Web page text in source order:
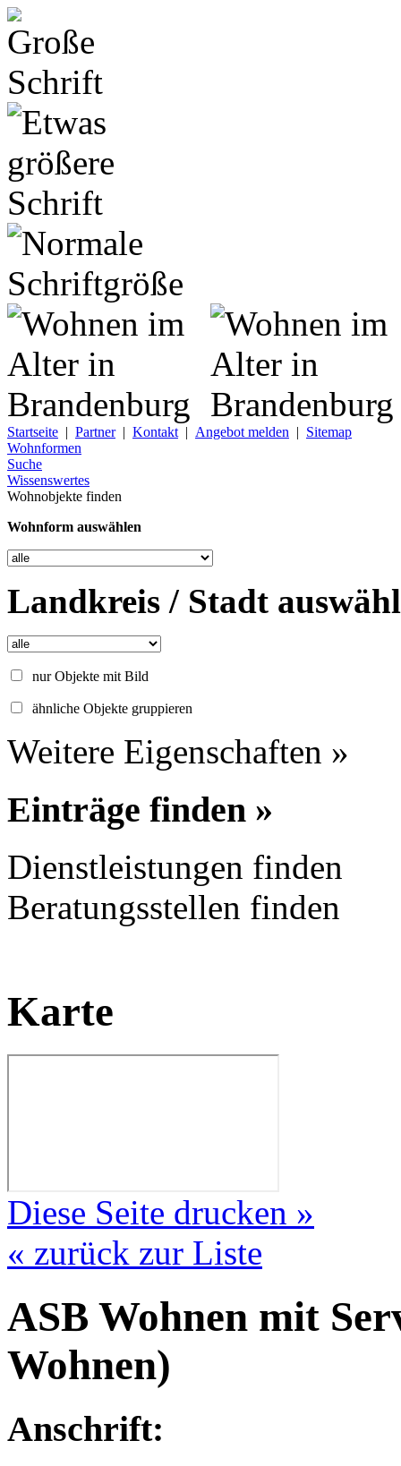
Startseite | Partner| Kontakt | Angebot melden | Sitemap
Wohnformen
Suche
Wissenswertes
Wohnobjekte finden
Wohnform auswählen
Landkreis / Stadt
nur Objekte mit Bild
ähnliche Objekte gruppieren
Weitere Eigenschaften »
Einträge finden »
Dienstleistungen finden
Beratungsstellen finden
Karte
Diese Seite drucken »
« zurück zur Liste
ASB Wohnen mit
Wohnen)
Anschrift: